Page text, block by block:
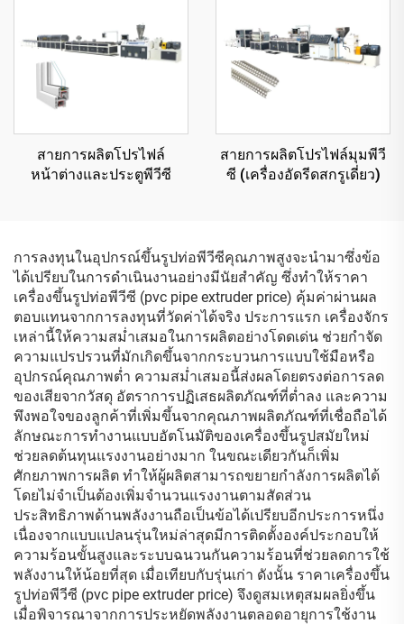
สายการผลิตโปรไฟล์
หน้าต่างและประตูพีวีซี
สายการผลิตโปรไฟล์มุมพีวี
ซี (เครื่องอัดรีดสกรูเดี่ยว)
การลงทุนในอุปกรณ์ขึ้นรูปท่อพีวีซีคุณภาพสูงจะนำมาซึ่งข้อ
ได้เปรียบในการดำเนินงานอย่างมีนัยสำคัญ ซึ่งทำให้ราคา
เครื่องขึ้นรูปท่อพีวีซี (pvc pipe extruder price) คุ้มค่าผ่านผล
ตอบแทนจากการลงทุนที่วัดค่าได้จริง ประการแรก เครื่องจักร
เหล่านี้ให้ความสม่ำเสมอในการผลิตอย่างโดดเด่น ช่วยกำจัด
ความแปรปรวนที่มักเกิดขึ้นจากกระบวนการแบบใช้มือหรือ
อุปกรณ์คุณภาพต่ำ ความสม่ำเสมอนี้ส่งผลโดยตรงต่อการลด
ของเสียจากวัสดุ อัตราการปฏิเสธผลิตภัณฑ์ที่ต่ำลง และความ
พึงพอใจของลูกค้าที่เพิ่มขึ้นจากคุณภาพผลิตภัณฑ์ที่เชื่อถือได้
ลักษณะการทำงานแบบอัตโนมัติของเครื่องขึ้นรูปสมัยใหม่
ช่วยลดต้นทุนแรงงานอย่างมาก ในขณะเดียวกันก็เพิ่ม
ศักยภาพการผลิต ทำให้ผู้ผลิตสามารถขยายกำลังการผลิตได้
โดยไม่จำเป็นต้องเพิ่มจำนวนแรงงานตามสัดส่วน
ประสิทธิภาพด้านพลังงานถือเป็นข้อได้เปรียบอีกประการหนึ่ง
เนื่องจากแบบแปลนรุ่นใหม่ล่าสุดมีการติดตั้งองค์ประกอบให้
ความร้อนขั้นสูงและระบบฉนวนกันความร้อนที่ช่วยลดการใช้
พลังงานให้น้อยที่สุด เมื่อเทียบกับรุ่นเก่า ดังนั้น ราคาเครื่องขึ้น
รูปท่อพีวีซี (pvc pipe extruder price) จึงดูสมเหตุสมผลยิ่งขึ้น
เมื่อพิจารณาจากการประหยัดพลังงานตลอดอายุการใช้งาน